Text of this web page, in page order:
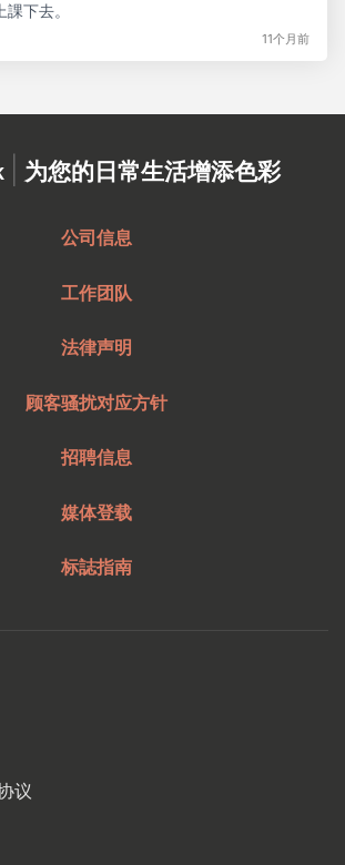
下去。
11个月前
| 为您的日常生活增添色彩
公司信息
工作团队
法律声明
顾客骚扰对应方针
招聘信息
媒体登载
标誌指南
议